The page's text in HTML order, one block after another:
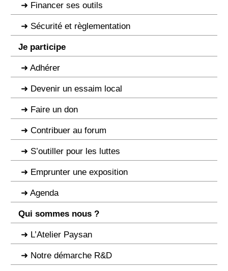
Financer ses outils
Sécurité et règlementation
Je participe
Adhérer
Devenir un essaim local
Faire un don
Contribuer au forum
S’outiller pour les luttes
Emprunter une exposition
Agenda
Qui sommes nous ?
L’Atelier Paysan
Notre démarche R&D